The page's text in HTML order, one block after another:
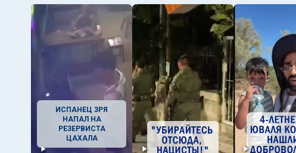
ИСПАНЕЦ ЗРЯ
НАПАЛ НА
РЕЗЕРВИСТА
ЦАХАЛА